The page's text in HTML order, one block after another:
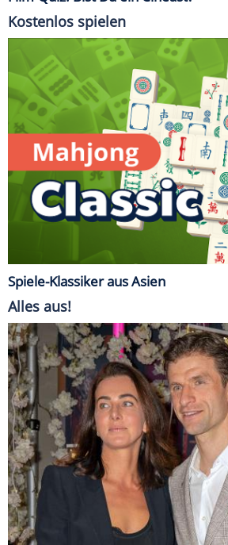
Kostenlos spielen
Spiele-Klassiker aus Asien
Alles aus!